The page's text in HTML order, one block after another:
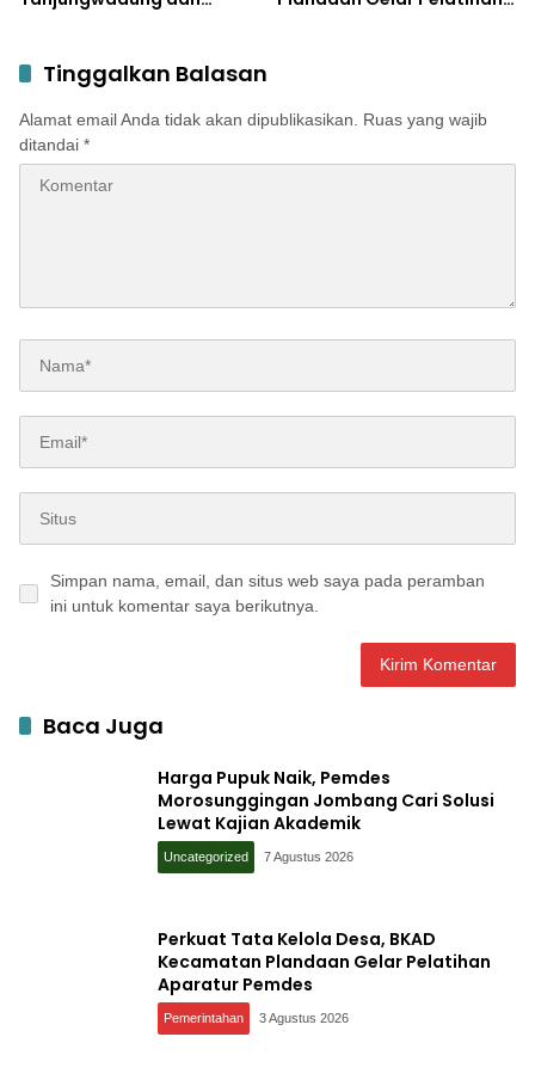
Tinggalkan Balasan
Alamat email Anda tidak akan dipublikasikan.
Ruas yang wajib
ditandai *
Simpan nama, email, dan situs web saya pada peramban
ini untuk komentar saya berikutnya.
Baca Juga
Harga Pupuk Naik, Pemdes
Morosunggingan Jombang Cari Solusi
Lewat Kajian Akademik
Uncategorized 7 Agustus 2026
Perkuat Tata Kelola Desa, BKAD
Kecamatan Plandaan Gelar Pelatihan
Aparatur Pemdes
Pemerintahan 3 Agustus 2026